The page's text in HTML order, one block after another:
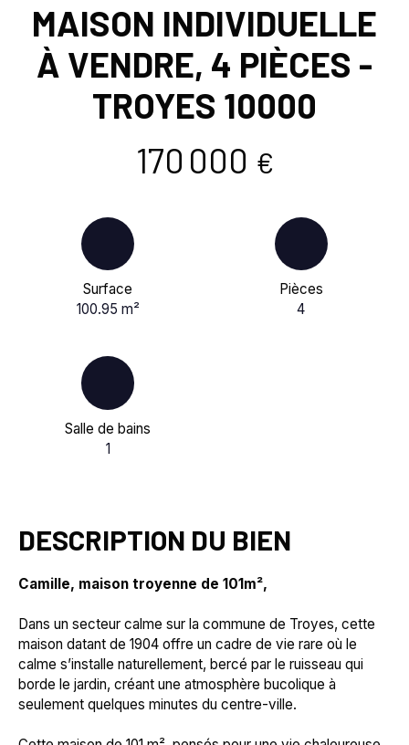
MAISON INDIVIDUELLE
À VENDRE, 4 PIÈCES -
TROYES 10000
170 000 €
Surface
100.95 m²
Pièces
4
Salle de bains
1
DESCRIPTION DU BIEN
Camille, maison troyenne de 101m²,
Dans un secteur calme sur la commune de Troyes, cette
maison datant de 1904 offre un cadre de vie rare où le
calme s’installe naturellement, bercé par le ruisseau qui
borde le jardin, créant une atmosphère bucolique à
seulement quelques minutes du centre-ville.